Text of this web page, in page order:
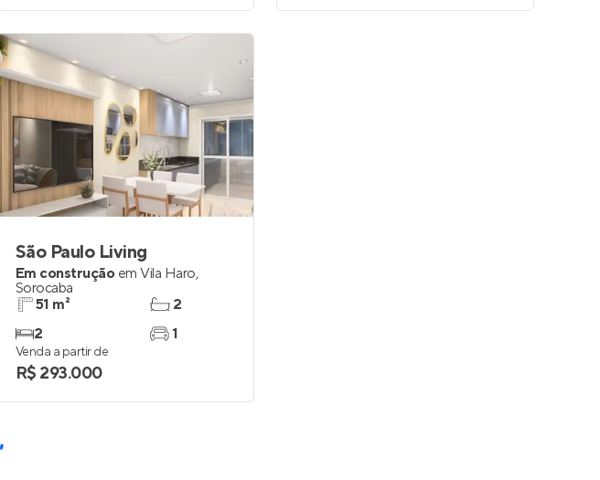
São Paulo Living
Em construção em Vila Haro,
Sorocaba
51 m²
2
2
1
Venda a partir de
R$ 293.000